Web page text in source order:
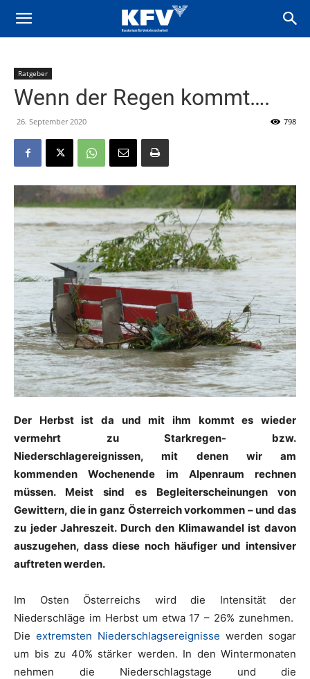
Ratgeber
Wenn der Regen kommt….
26. September 2020 798
Der Herbst ist da und mit ihm kommt es wieder
vermehrt zu Starkregen- bzw.
Niederschlagereignissen, mit denen wir am
kommenden Wochenende im Alpenraum rechnen
müssen. Meist sind es Begleiterscheinungen von
Gewittern, die in ganz Österreich vorkommen – und das
zu jeder Jahreszeit. Durch den Klimawandel ist davon
auszugehen, dass diese noch häufiger und intensiver
auftreten werden.
Im Osten Österreichs wird die Intensität der
Niederschläge im Herbst um etwa 17 – 26% zunehmen.
Die extremsten Niederschlagsereignisse werden sogar
um bis zu 40% stärker werden. In den Wintermonaten
nehmen die Niederschlagstage und die